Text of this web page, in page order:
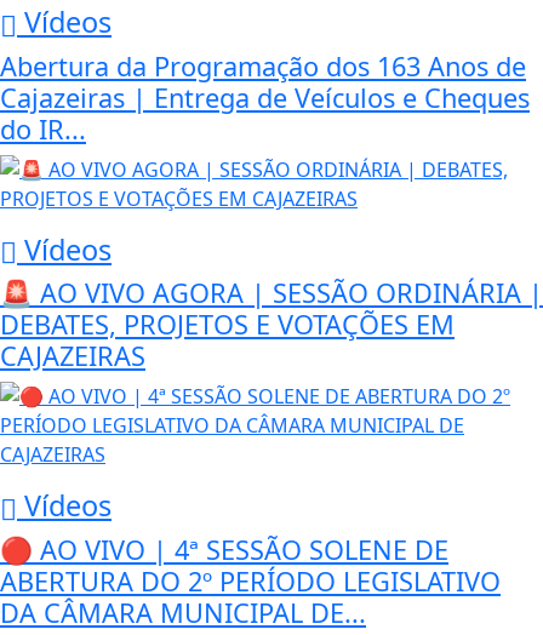
Vídeos
Abertura da Programação dos 163 Anos de
Cajazeiras | Entrega de Veículos e Cheques
do IR...
Vídeos
🚨 AO VIVO AGORA | SESSÃO ORDINÁRIA |
DEBATES, PROJETOS E VOTAÇÕES EM
CAJAZEIRAS
Vídeos
🔴 AO VIVO | 4ª SESSÃO SOLENE DE
ABERTURA DO 2º PERÍODO LEGISLATIVO
DA CÂMARA MUNICIPAL DE...